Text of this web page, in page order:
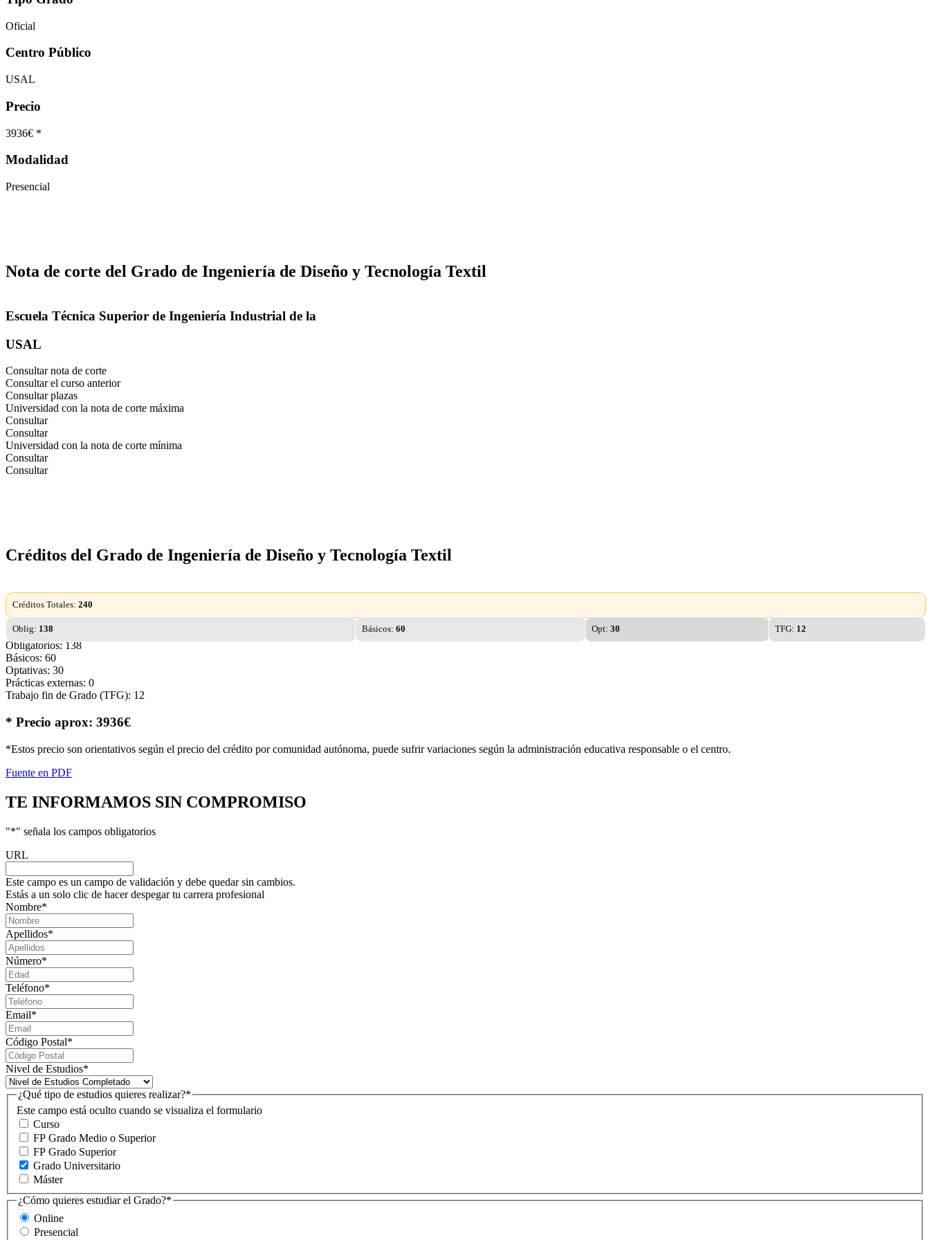
Oficial
Centro Público
USAL
Precio
3936€ *
Modalidad
Presencial
Nota de corte del Grado de Ingeniería de Diseño y Tecnología Textil
Escuela Técnica Superior de Ingeniería Industrial de la
USAL
Consultar nota de corte
Consultar el curso anterior
Consultar plazas
Universidad con la nota de corte máxima
Consultar
Consultar
Universidad con la nota de corte mínima
Consultar
Consultar
Créditos del Grado de Ingeniería de Diseño y Tecnología Textil
Créditos Totales: 240
Oblig: 138 Básicos: 60 Opt: 30 TFG: 12
Obligatorios: 138
Básicos: 60
Optativas: 30
Prácticas externas: 0
Trabajo fin de Grado (TFG): 12
* Precio aprox: 3936€
*Estos precio son orientativos según el precio del crédito por comunidad autónoma, puede sufrir variaciones según la administración educativa responsable o el centro.
Fuente en PDF
TE INFORMAMOS SIN COMPROMISO
"*" señala los campos obligatorios
URL
Este campo es un campo de validación y debe quedar sin cambios.
Estás a un solo clic de hacer despegar tu carrera profesional
Nombre*
Apellidos*
Número*
Teléfono*
Email*
Código Postal*
Nivel de Estudios*
Este campo está oculto cuando se visualiza el formulario
¿Qué tipo de estudios quieres realizar?*
Curso
FP Grado Medio o Superior
FP Grado Superior
Grado Universitario
Máster
¿Cómo quieres estudiar el Grado?*
Online
Presencial